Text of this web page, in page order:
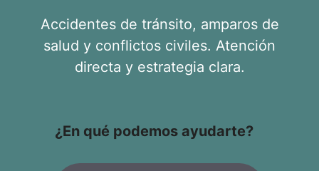
Accidentes de tránsito, amparos de
salud y conflictos civiles. Atención
directa y estrategia clara.
¿En qué podemos ayudarte?